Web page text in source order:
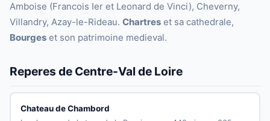
Amboise (Francois Ier et Leonard de Vinci), Cheverny,
Villandry, Azay-le-Rideau. Chartres et sa cathedrale,
Bourges et son patrimoine medieval.
Reperes de Centre-Val de Loire
Chateau de Chambord